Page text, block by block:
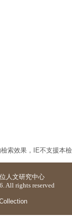
索效果，IE不支援本檢
人文研究中心
All rights reserved